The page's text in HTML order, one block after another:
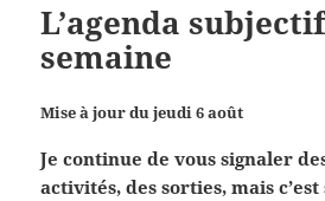
L’agenda
semaine
Mise à jour du jeudi 6 août
Je continue de vous signaler
activités, des sorties, mais